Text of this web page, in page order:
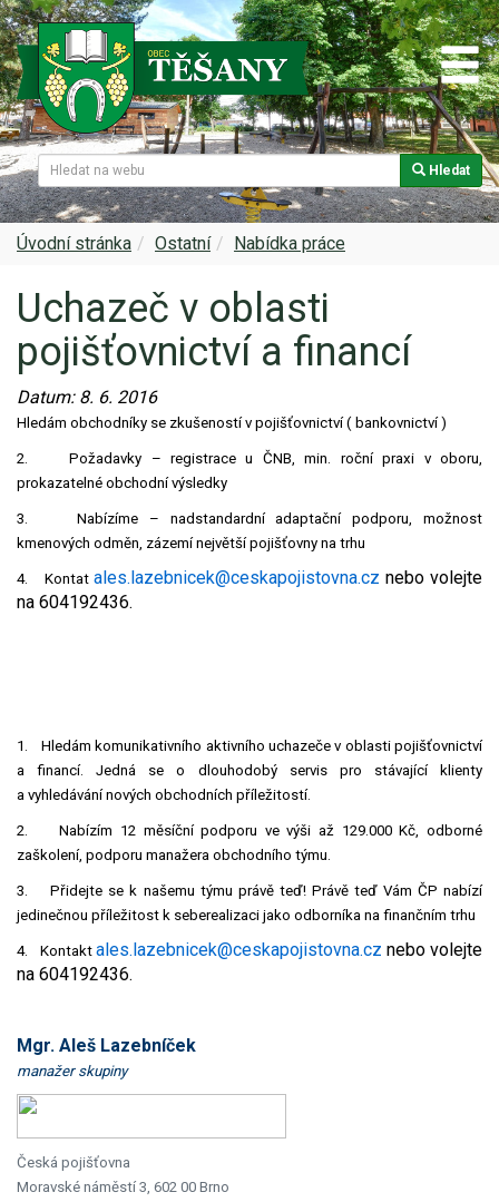
Hledat
Úvodní stránka Ostatní Nabídka práce
Uchazeč v oblasti
pojišťovnictví a financí
Datum: 8. 6. 2016
Hledám obchodníky se zkušeností v pojišťovnictví ( bankovnictví )
2.
Požadavky – registrace u ČNB, min. roční praxi v oboru,
prokazatelné obchodní výsledky
3.
Nabízíme – nadstandardní adaptační podporu, možnost
kmenových odměn, zázemí největší pojišťovny na trhu
4. Kontat ales.lazebnicek@ceskapojistovna.cz nebo volejte
na 604192436.
1.
Hledám komunikativního aktivního uchazeče v oblasti pojišťovnictví
a financí. Jedná se o dlouhodobý servis pro stávající klienty
a vyhledávání nových obchodních příležitostí.
2.
Nabízím 12 měsíční podporu ve výši až 129.000 Kč, odborné
zaškolení, podporu manažera obchodního týmu.
3.
Přidejte se k našemu týmu právě teď! Právě teď Vám ČP nabízí
jedinečnou příležitost k seberealizaci jako odborníka na finančním trhu
4. Kontakt ales.lazebnicek@ceskapojistovna.cz nebo volejte
na 604192436.
Mgr. Aleš Lazebníček
manažer skupiny
Česká pojišťovna
Moravské náměstí 3, 602 00 Brno
Naše obec
Z historie
Památky v Těšanech
Zajímavosti v obci
Znak a prapor obce
Virtuální prohlídka
Video - průlet dronem
Naše koně
Úřední deska
Samospráva
Dokumenty obce
Projekty
Matrika
Hlášení rozhlasu
Poruchy, omezení
Mapové služby
Spolky a sdružení
Kultura
Obecní knihovna
Srub
Sport
Ohlédnutí za lety 2015-2019
Okolní obce
Škola
Farnost
Služby, firmy
Zdravotní služby
Foto, video
Rezervační systém obce
Nabídka práce
Smuteční oznámení